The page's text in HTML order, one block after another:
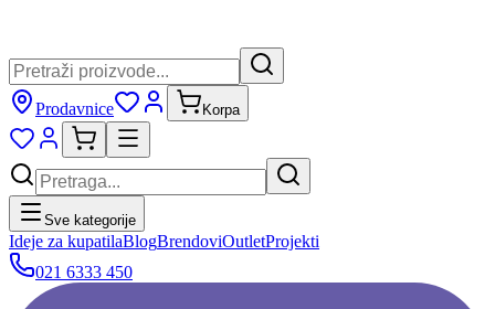
Prodavnice Korpa
Sve kategorije
Ideje za kupatilaBlogBrendoviOutletProjekti
021 6333 450